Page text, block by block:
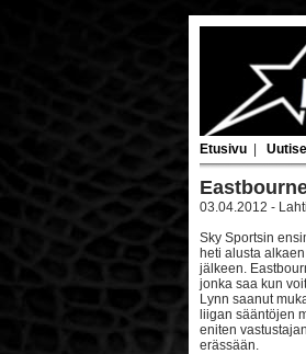
Etusivu
03.04.2012 -
Sky Sportsin
heti alusta
jälkeen.
jonka saa kun
Lynn saanut
liigan sääntöjen
eniten
erässään.